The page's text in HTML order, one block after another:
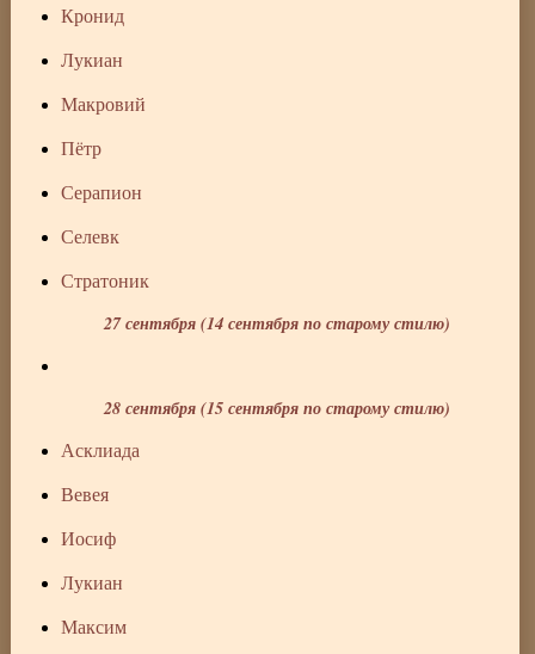
Кронид
Лукиан
Макровий
Пётр
Серапион
Селевк
Стратоник
27 сентября (14 сентября по старому стилю)
28 сентября (15 сентября по старому стилю)
Асклиада
Вевея
Иосиф
Лукиан
Максим